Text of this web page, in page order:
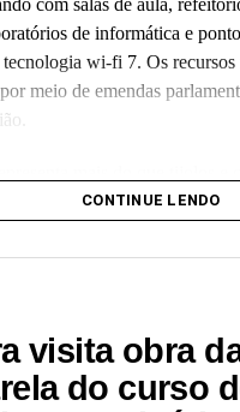
de informática e
wi-fi 7. Os
meio de emendas
um compromisso com a
Aquino. Ela informou que o
da instituição, passará
da Cultura da Ufac.
eleita, Almecina Balbino,
CONTINUE LENDO
visita obra
do curso